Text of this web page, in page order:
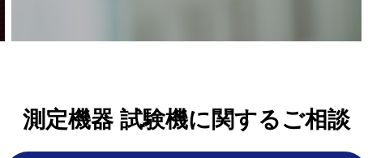
測定機器 試験機に関するご相談